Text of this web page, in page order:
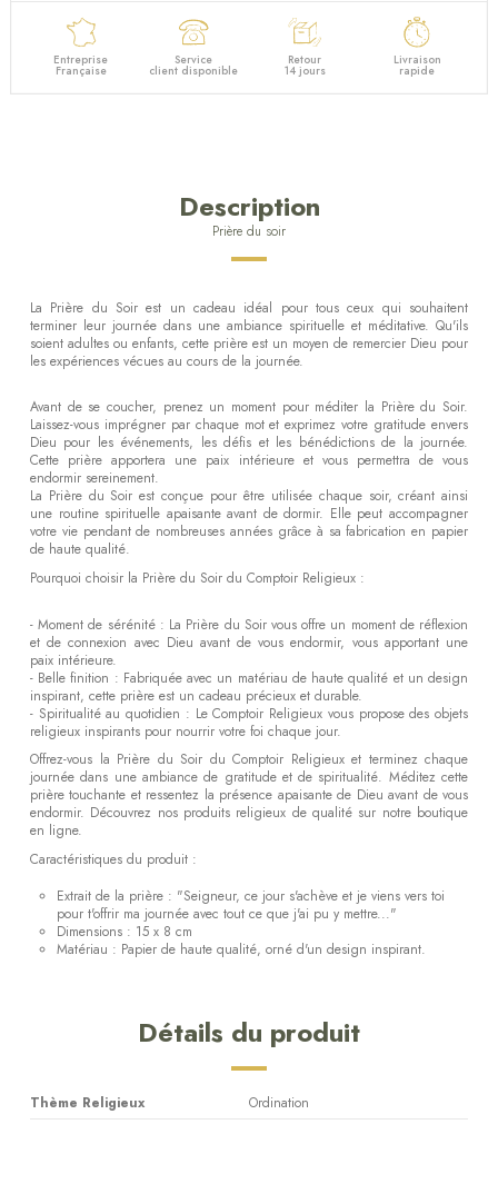
Entreprise
Française
Service
client disponible
Retour
14 jours
Livraison
rapide
Description
Prière du soir
La Prière du Soir est un cadeau idéal pour tous ceux qui souhaitent
terminer leur journée dans une ambiance spirituelle et méditative. Qu'ils
soient adultes ou enfants, cette prière est un moyen de remercier Dieu pour
les expériences vécues au cours de la journée.
Avant de se coucher, prenez un moment pour méditer la Prière du Soir.
Laissez-vous imprégner par chaque mot et exprimez votre gratitude envers
Dieu pour les événements, les défis et les bénédictions de la journée.
Cette prière apportera une paix intérieure et vous permettra de vous
endormir sereinement.
La Prière du Soir est conçue pour être utilisée chaque soir, créant ainsi
une routine spirituelle apaisante avant de dormir. Elle peut accompagner
votre vie pendant de nombreuses années grâce à sa fabrication en papier
de haute qualité.
Pourquoi choisir la Prière du Soir du Comptoir Religieux :
- Moment de sérénité : La Prière du Soir vous offre un moment de réflexion
et de connexion avec Dieu avant de vous endormir, vous apportant une
paix intérieure.
- Belle finition : Fabriquée avec un matériau de haute qualité et un design
inspirant, cette prière est un cadeau précieux et durable.
- Spiritualité au quotidien : Le Comptoir Religieux vous propose des objets
religieux inspirants pour nourrir votre foi chaque jour.
Offrez-vous la Prière du Soir du Comptoir Religieux et terminez chaque
journée dans une ambiance de gratitude et de spiritualité. Méditez cette
prière touchante et ressentez la présence apaisante de Dieu avant de vous
endormir. Découvrez nos produits religieux de qualité sur notre boutique
en ligne.
Caractéristiques du produit :
Extrait de la prière : "Seigneur, ce jour s'achève et je viens vers toi
pour t'offrir ma journée avec tout ce que j'ai pu y mettre..."
Dimensions : 15 x 8 cm
Matériau : Papier de haute qualité, orné d'un design inspirant.
Détails du produit
Thème Religieux Ordination